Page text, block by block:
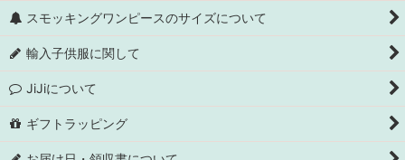
スモッキングワンピースのサイズについて
輸入子供服に関して
JiJiについて
ギフトラッピング